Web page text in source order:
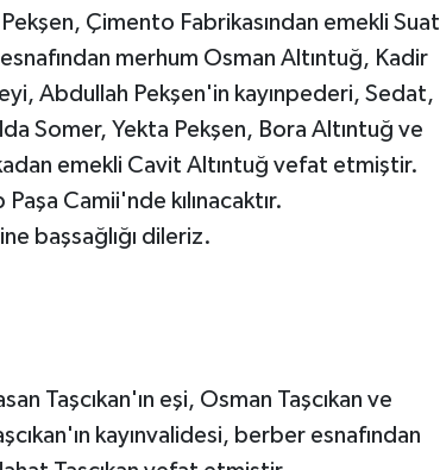
Çimento Fabrikasından emekli Suat
merhum Osman Altıntuğ, Kadir
Abdullah Pekşen'in kayınpederi, Sedat,
Somer, Yekta Pekşen, Bora Altıntuğ ve
emekli Cavit Altıntuğ vefat etmiştir.
Camii'nde kılınacaktır.
başsağlığı dileriz.
Taşcıkan'ın eşi, Osman Taşcıkan ve
kayınvalidesi, berber esnafından